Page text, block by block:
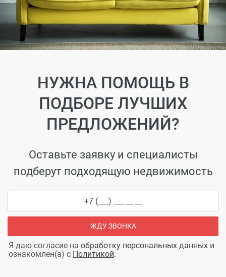
НУЖНА ПОМОЩЬ В
ПОДБОРЕ ЛУЧШИХ
ПРЕДЛОЖЕНИЙ?
Оставьте заявку и специалисты
подберут подходящую недвижимость
ЖДУ ЗВОНКА
Я даю согласие на обработку персональных данных и
ознакомлен(а) с Политикой.